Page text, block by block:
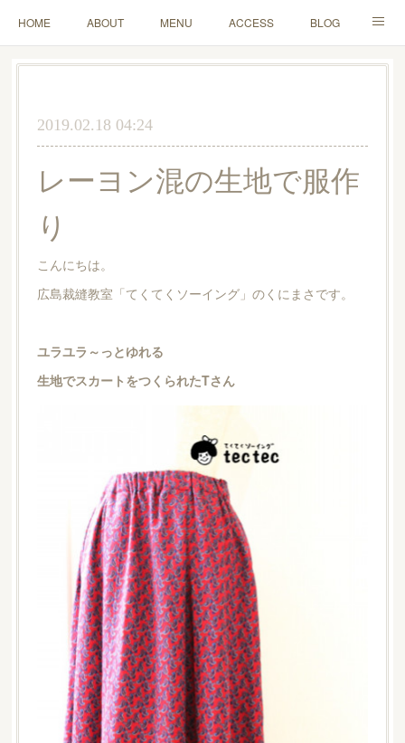
HOME ABOUT MENU ACCESS BLOG
MAIL
2019.02.18 04:24
レーヨン混の生地で服作
り
こんにちは。
広島裁縫教室「てくてくソーイング」のくにまさです。
ユラユラ～っとゆれる
生地でスカートをつくられたTさん